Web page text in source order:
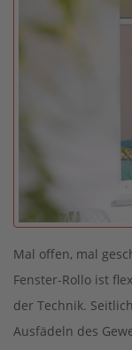
Mal offen, mal
Fenster-Rollo ist
der Technik.
Ausfädeln des